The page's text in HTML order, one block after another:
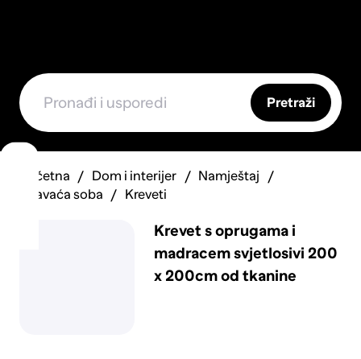
Pretraži
Početna Dom i interijer
Namještaj
Spavaća soba
Kreveti
Krevet s oprugama i
madracem svjetlosivi 200
x 200cm od tkanine